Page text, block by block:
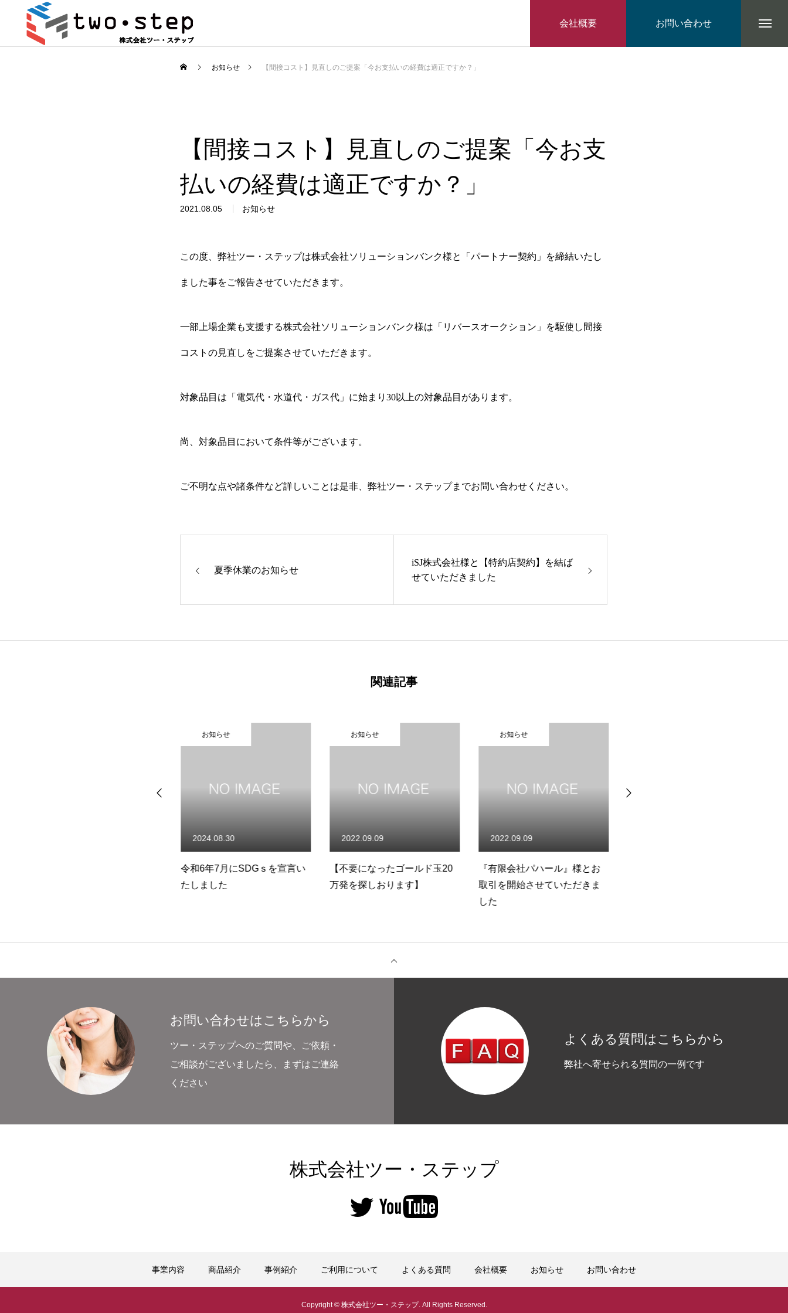
会社概要 お問い合わせ
ご利用について
事業内容 商品紹介 事例紹介 ご利用について よくある質問 会社概要 お知らせ お問い合わせ
お知らせ 【間接コスト】見直しのご提案「今お支払いの経費は適正ですか？」
【間接コスト】見直しのご提案「今お支
払いの経費は適正ですか？」
2021.08.05 お知らせ
この度、弊社ツー・ステップは株式会社ソリューションバンク様と「パートナー契約」を締結いたし
ました事をご報告させていただきます。
一部上場企業も支援する株式会社ソリューションバンク様は「リバースオークション」を駆使し間接
コストの見直しをご提案させていただきます。
対象品目は「電気代・水道代・ガス代」に始まり30以上の対象品目があります。
尚、対象品目において条件等がございます。
ご不明な点や諸条件など詳しいことは是非、弊社ツー・ステップまでお問い合わせください。
夏季休業のお知らせ
iSJ株式会社様と【特約店契約】を結ば
せていただきました
関連記事
お知らせ
令和6年7月にSDGｓを宣言い
たしました
2024.08.30
お知らせ
【不要になったゴールド玉20
万発を探しおります】
2022.09.09
お知らせ
『有限会社パハール』様とお
取引を開始させていただきま
した
2022.09.09
お問い合わせはこちらから
ツー・ステップへのご質問や、ご依頼・
ご相談がございましたら、まずはご連絡
ください
よくある質問はこちらから
弊社へ寄せられる質問の一例です
株式会社ツー・ステップ
事業内容 商品紹介 事例紹介 ご利用について よくある質問 会社概要 お知らせ お問い合わせ
Copyright © 株式会社ツー・ステップ. All Rights Reserved.